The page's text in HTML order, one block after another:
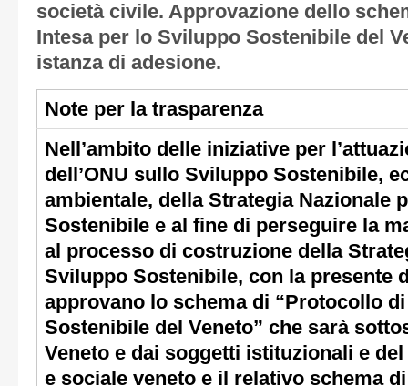
società civile. Approvazione dello
Intesa per lo Sviluppo Sostenibile del
istanza di adesione.
Note per la trasparenza
Nell’ambito delle iniziative per
dell’ONU sullo Sviluppo Sostenibile,
ambientale, della Strategia Nazionale
Sostenibile e al fine di perseguire la
al processo di costruzione della
Sviluppo Sostenibile, con la presente
approvano lo schema di “Protocollo
Sostenibile del Veneto” che sarà
Veneto e dai soggetti istituzionali e
e sociale veneto e il relativo schema